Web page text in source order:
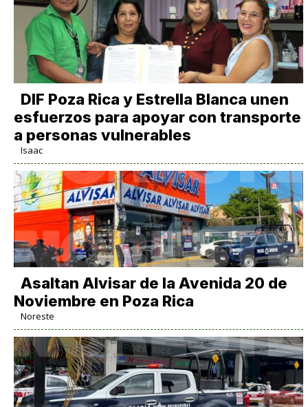
DIF Poza Rica y Estrella Blanca unen
esfuerzos para apoyar con transporte
a personas vulnerables
Isaac
Asaltan Alvisar de la Avenida 20 de
Noviembre en Poza Rica
Noreste